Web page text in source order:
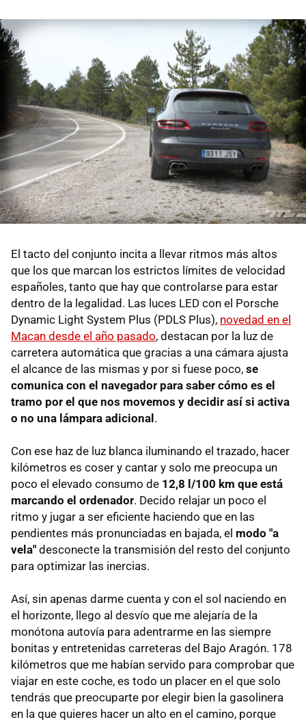
El tacto del conjunto incita a llevar ritmos más altos
que los que marcan los estrictos límites de velocidad
españoles, tanto que hay que controlarse para estar
dentro de la legalidad. Las luces LED con el Porsche
Dynamic Light System Plus (PDLS Plus), novedad en el
Macan desde el año pasado, destacan por la luz de
carretera automática que gracias a una cámara ajusta
el alcance de las mismas y por si fuese poco, se
comunica con el navegador para saber cómo es el
tramo por el que nos movemos y decidir así si activa
o no una lámpara adicional.
Con ese haz de luz blanca iluminando el trazado, hacer
kilómetros es coser y cantar y solo me preocupa un
poco el elevado consumo de 12,8 l/100 km que está
marcando el ordenador. Decido relajar un poco el
ritmo y jugar a ser eficiente haciendo que en las
pendientes más pronunciadas en bajada, el modo "a
vela" desconecte la transmisión del resto del conjunto
para optimizar las inercias.
Así, sin apenas darme cuenta y con el sol naciendo en
el horizonte, llego al desvío que me alejaría de la
monótona autovía para adentrarme en las siempre
bonitas y entretenidas carreteras del Bajo Aragón. 178
kilómetros que me habían servido para comprobar que
viajar en este coche, es todo un placer en el que solo
tendrás que preocuparte por elegir bien la gasolinera
en la que quieres hacer un alto en el camino, porque